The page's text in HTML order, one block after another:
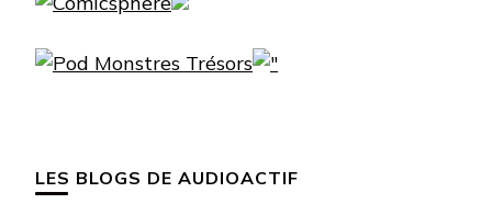
LES BLOGS DE AUDIOACTIF